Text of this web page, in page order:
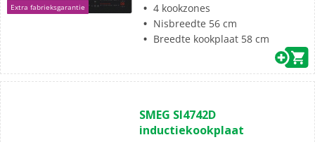
Extra fabrieksgarantie
4 kookzones
Nisbreedte 56 cm
Breedte kookplaat 58 cm
van
de
SMEG SI4742D
inductiekookplaat